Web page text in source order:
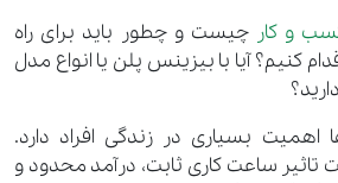
و کار چیست و چطور باید برای راه
کنیم؟ آیا با بیزینس پلن یا انواع مدل
اهمیت بسیاری در زندگی افراد دارد.
تاثیر ساعت کاری ثابت، درآمد محدود و